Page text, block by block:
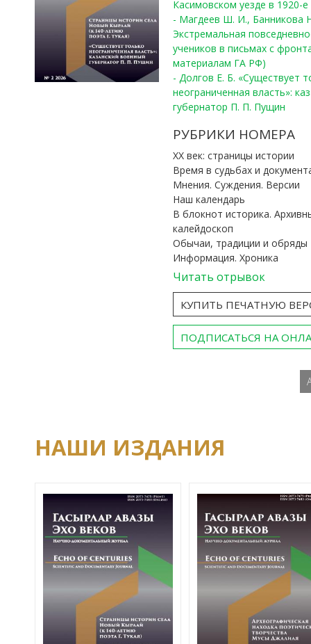
Касимовском уезде в 1920-е
- Магдеев Ш. И., Банникова
Экстремальная
учеников в письмах с
материалам ГА РФ)
- Долгов Е. Б. «Существует
неограниченная власть»:
губернатор П. П. Пущин
РУБРИКИ НОМЕРА
ХХ век: страницы истории
Время в судьбах и
Мнения. Суждения. Версии
Наш календарь
В блокнот историка.
калейдоскоп
Обычаи, традиции и обряды
Информация. Хроника
Читать отрывок
КУПИТЬ ПЕЧАТНУЮ
ПОДПИСАТЬСЯ НА
НАШИ ИЗДАНИЯ